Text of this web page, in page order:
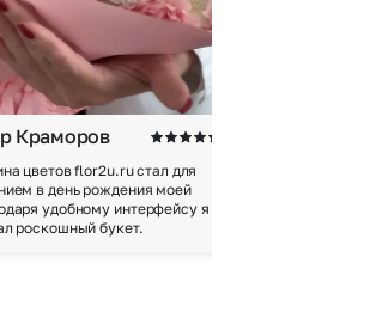
Краморов
цветов flor2u.ru стал для
в день рождения моей
удобному интерфейсу я
роскошный букет.